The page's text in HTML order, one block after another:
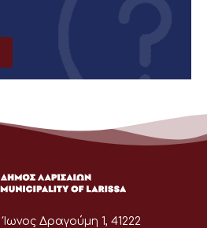
Ίωνος Δραγούμη 1, 41222